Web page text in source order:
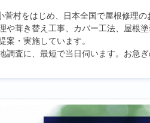
菅村をはじめ、日本全国で屋根修理の
や葺き替え工事、カバー工法、屋根
・実施しています。
調査に、最短で当日伺います。お急